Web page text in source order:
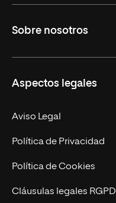
Másteres Oficiales
Doctorados
Experto Universitario
Postgrados
Cursos Universitarios
Sobre nosotros
Facultades
Nuestro Equipo
Trabaja en UNIR
Actualidad
UNIR Revista
Aspectos legales
Aviso Legal
Política de Privacidad
Política de Cookies
Cláusulas legales RGPD